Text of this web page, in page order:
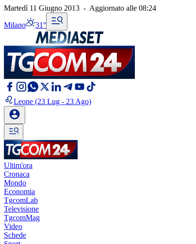
Martedì 11 Giugno 2013 - Aggiornato alle 08:24
Milano 31°
Leone (23 Lug - 23 Ago)
Ultim'ora
Cronaca
Mondo
Economia
TgcomLab
Televisione
TgcomMag
Video
Schede